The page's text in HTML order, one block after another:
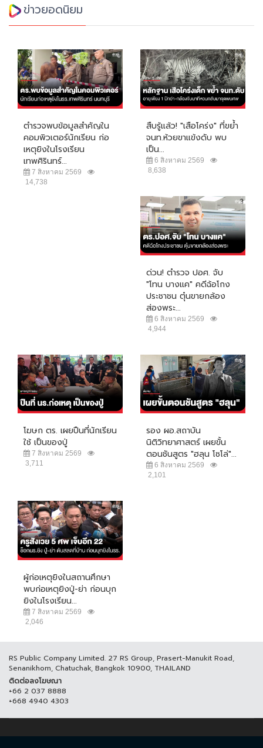
ข่าวยอดนิยม
ตำรวจพบข้อมูลสำคัญใน
คอมพิวเตอร์นักเรียน ก่อ
เหตุยิงในโรงเรียน
เทพศิรินทร์...
7 สิงหาคม 2569
14,738
สืบรู้แล้ว! "เสือโคร่ง" ที่ขย้ำ
จนท.ห้วยขาแข้งดับ พบ
เป็น...
6 สิงหาคม 2569
8,638
ด่วน! ตำรวจ ปอศ. จับ
"โทน บางแค" คดีฉ้อโกง
ประชาชน ตุ๋นขายกล้อง
ส่องพระ...
6 สิงหาคม 2569
4,944
โฆษก ตร. เผยปืนที่นักเรียน
ใช้ เป็นของปู่
7 สิงหาคม 2569
3,711
รอง ผอ.สถาบัน
นิติวิทยาศาสตร์ เผยขั้น
ตอนชันสูตร "ฮลุน โซโล่"...
6 สิงหาคม 2569
2,101
ผู้ก่อเหตุยิงในสถานศึกษา
พบก่อเหตุยิงปู่-ย่า ก่อนบุก
ยิงในโรงเรียน...
7 สิงหาคม 2569
2,046
RS Public Company Limited. 27 RS Group, Prasert-Manukit Road,
Senanikhom, Chatuchak, Bangkok 10900, THAILAND
ติดต่อลงโฆษณา
+66 2 037 8888
+668 4940 4303
© COPYRIGHT 2017 THAICH8.COM, ALL RIGHT RESERVED.